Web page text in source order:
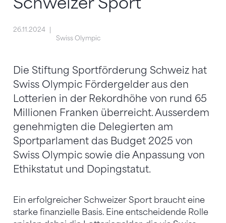
26.11.2024
Swiss Olympic
Die Stiftung Sportförderung Schweiz hat
Swiss Olympic Fördergelder aus den
Lotterien in der Rekordhöhe von rund 65
Millionen Franken überreicht. Ausserdem
genehmigten die Delegierten am
Sportparlament das Budget 2025 von
Swiss Olympic sowie die Anpassung von
Ethikstatut und Dopingstatut.
Ein erfolgreicher Schweizer Sport braucht eine
starke finanzielle Basis. Eine entscheidende Rolle